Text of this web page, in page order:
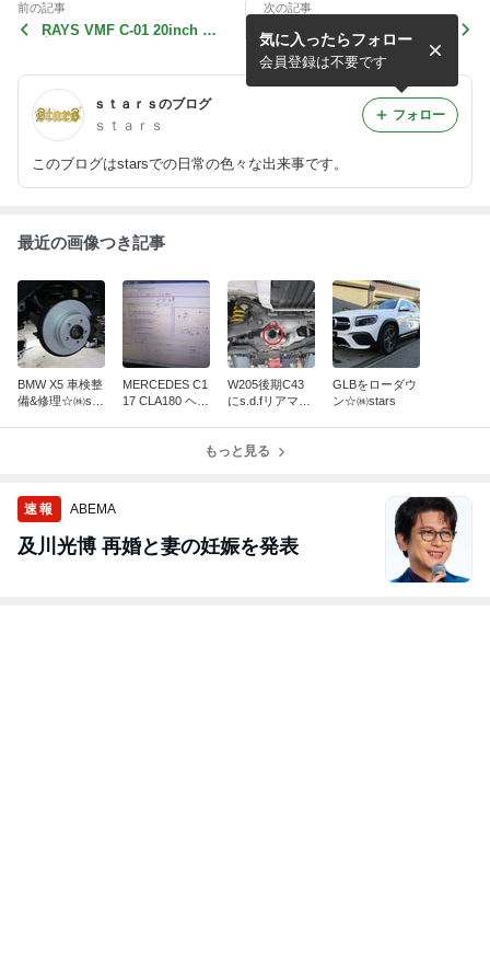
前の記事
RAYS VMF C-01 20inch 装
次の記事
遠方からご入庫いただきまし
た☆MERCEDES CUSTOM
☆（株）stars
ｓｔａｒｓのブログ
ｓｔａｒｓ
このブログはstarsでの日常の色々な出来事です。
気に入ったらフォロー
会員登録は不要です
フォロー
最近の画像つき記事
BMW X5 車検整
備&修理☆㈱sta
MERCEDES C1
17 CLA180 ヘッ
W205後期C43
にs.d.fリアマフ
GLBをローダウ
ン☆㈱stars
もっと見る
速報 ABEMA
及川光博 再婚と妻の妊娠を発表